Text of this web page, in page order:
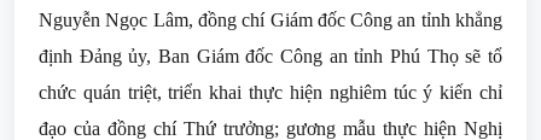
Nguyễn Ngọc Lâm, đồng chí Giám đốc Công an tỉnh khẳng
định Đảng ủy, Ban Giám đốc Công an tỉnh Phú Thọ sẽ tổ
chức quán triệt, triển khai thực hiện nghiêm túc ý kiến chỉ
đạo của đồng chí Thứ trưởng; gương mẫu thực hiện Nghị